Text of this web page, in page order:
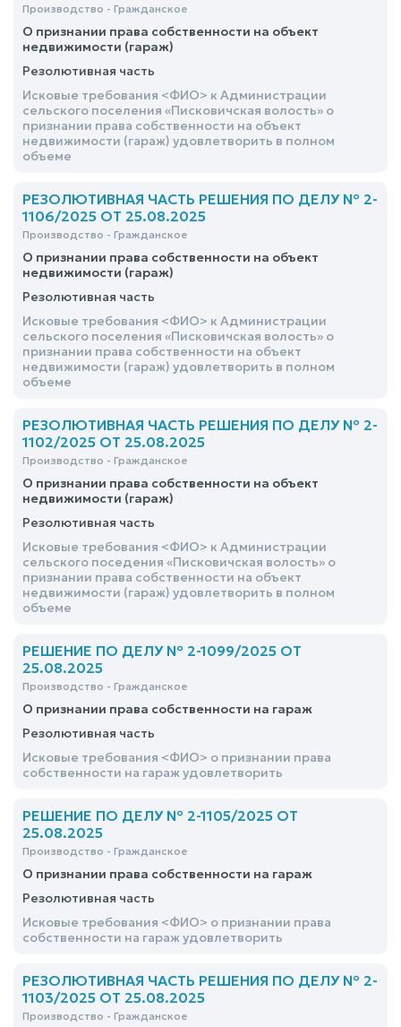
Производство - Гражданское
О признании права собственности на объект
недвижимости (гараж)
Резолютивная часть
Исковые требования <ФИО> к Администрации
сельского поселения «Писковичская волость» о
признании права собственности на объект
недвижимости (гараж) удовлетворить в полном
объеме
РЕЗОЛЮТИВНАЯ ЧАСТЬ РЕШЕНИЯ ПО ДЕЛУ № 2-
1106/2025 ОТ 25.08.2025
Производство - Гражданское
О признании права собственности на объект
недвижимости (гараж)
Резолютивная часть
Исковые требования <ФИО> к Администрации
сельского поселения «Писковичская волость» о
признании права собственности на объект
недвижимости (гараж) удовлетворить в полном
объеме
РЕЗОЛЮТИВНАЯ ЧАСТЬ РЕШЕНИЯ ПО ДЕЛУ № 2-
1102/2025 ОТ 25.08.2025
Производство - Гражданское
О признании права собственности на объект
недвижимости (гараж)
Резолютивная часть
Исковые требования <ФИО> к Администрации
сельского поседения «Писковичская волость» о
признании права собственности на объект
недвижимости (гараж) удовлетворить в полном
объеме
РЕШЕНИЕ ПО ДЕЛУ № 2-1099/2025 ОТ
25.08.2025
Производство - Гражданское
О признании права собственности на гараж
Резолютивная часть
Исковые требования <ФИО> о признании права
собственности на гараж удовлетворить
РЕШЕНИЕ ПО ДЕЛУ № 2-1105/2025 ОТ
25.08.2025
Производство - Гражданское
О признании права собственности на гараж
Резолютивная часть
Исковые требования <ФИО> о признании права
собственности на гараж удовлетворить
РЕЗОЛЮТИВНАЯ ЧАСТЬ РЕШЕНИЯ ПО ДЕЛУ № 2-
1103/2025 ОТ 25.08.2025
Производство - Гражданское